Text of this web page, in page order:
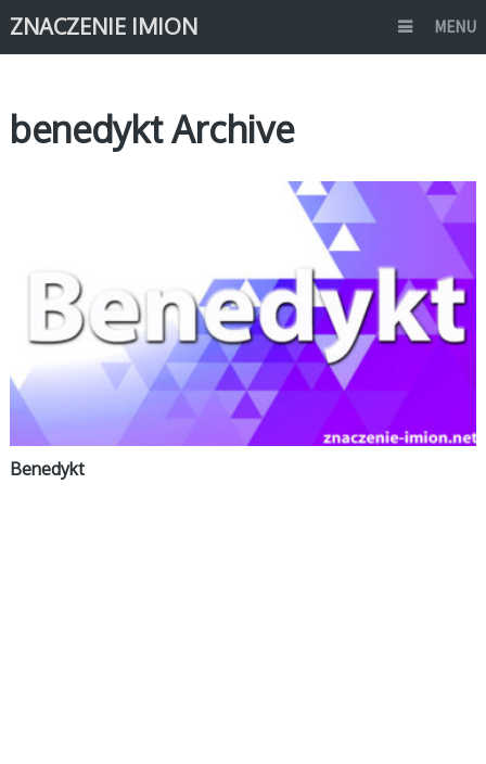
ZNACZENIE IMION MENU
benedykt Archive
Benedykt